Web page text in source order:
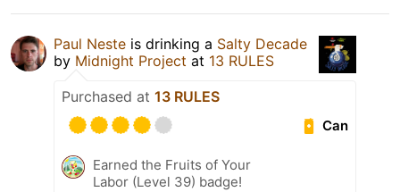
Paul Neste is drinking a Salty Decade
by Midnight Project at 13 RULES
Purchased at 13 RULES
Can
Earned the Fruits of Your
Labor (Level 39) badge!